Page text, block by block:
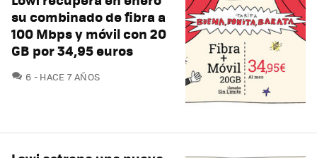
su combinado de fibra a
100 Mbps y móvil con 20
GB por 34,95 euros
6 COMENTARIOS
HACE 7 AÑOS